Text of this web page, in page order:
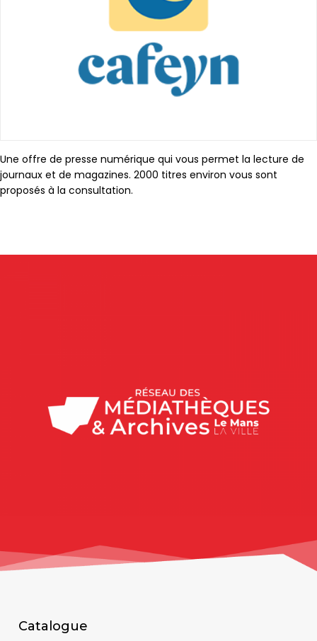
Une offre de presse numérique qui vous permet la lecture de
journaux et de magazines. 2000 titres environ vous sont
proposés à la consultation.
Catalogue